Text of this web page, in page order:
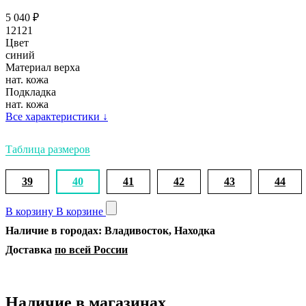
5 040 ₽
12121
Цвет
синий
Материал верха
нат. кожа
Подкладка
нат. кожа
Все характеристики ↓
Таблица размеров
39 40 41 42 43 44
В корзину В корзине
Наличие в городах: Владивосток, Находка
Доставка по всей России
Наличие в магазинах